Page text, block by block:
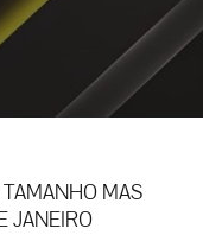
MAS
JANEIRO